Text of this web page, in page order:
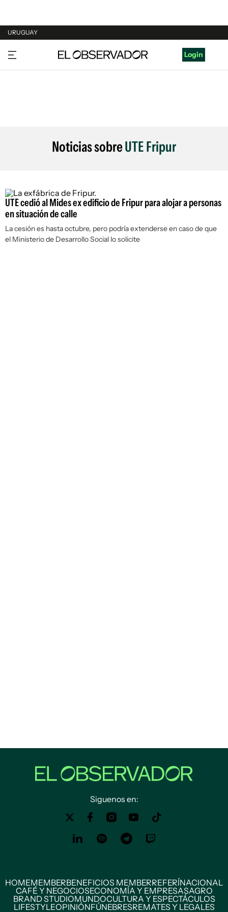
URUGUAY
URUGUAY
ARGENTINA
Login
Noticias sobreUTE Fripur
UTE cedió al Mides ex edificio de Fripur para alojar a personas
en situación de calle
La cesión es hasta octubre, pero podría extenderse en caso de que
el Ministerio de Desarrollo Social lo solicite
Siguenos en:
HOMEMEMBERBENEFICIOS MEMBERREFERÍNACIONAL
CAFÉ Y NEGOCIOSECONOMÍA Y EMPRESASAGRO
BRAND STUDIOMUNDOCULTURA Y ESPECTÁCULOS
LIFESTYLEOPINIÓNFÚNEBRESREMATES Y LEGALES